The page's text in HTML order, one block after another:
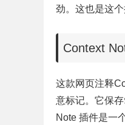
劲。这也是这
Context
这款网页注释
意标记。它保
Note 插件是一